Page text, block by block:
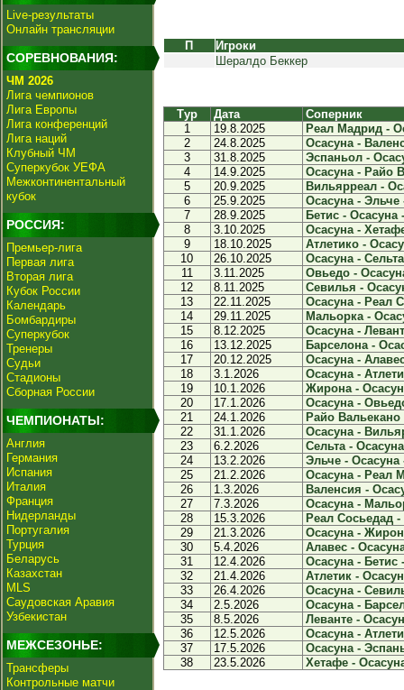
Live-результаты
Онлайн трансляции
СОРЕВНОВАНИЯ:
ЧМ 2026
Лига чемпионов
Лига Европы
Лига конференций
Лига наций
Клубный ЧМ
Суперкубок УЕФА
Межконтинентальный
кубок
РОССИЯ:
Премьер-лига
Первая лига
Вторая лига
Кубок России
Календарь
Бомбардиры
Суперкубок
Тренеры
Судьи
Стадионы
Сборная России
ЧЕМПИОНАТЫ:
Англия
Германия
Испания
Италия
Франция
Нидерланды
Португалия
Турция
Беларусь
Казахстан
MLS
Саудовская Аравия
Узбекистан
МЕЖСЕЗОНЬЕ:
Трансферы
Контрольные матчи
П
Игроки
Шералдо Беккер
Тур Дата
Соперник
1
19.8.2025
Реал Мадрид -
2
24.8.2025
Осасуна -
3
31.8.2025
Эспаньол -
4
14.9.2025
Осасуна - Райо
5
20.9.2025
Вильярреал -
6
25.9.2025
Осасуна - Эльче
7
28.9.2025
Бетис - Осасуна
8
3.10.2025
Осасуна -
9
18.10.2025
Атлетико -
10
26.10.2025
Осасуна -
11
3.11.2025
Овьедо -
12
8.11.2025
Севилья -
13
22.11.2025
Осасуна - Реал
14
29.11.2025
Мальорка -
15
8.12.2025
Осасуна -
16
13.12.2025
Барселона -
17
20.12.2025
Осасуна -
18
3.1.2026
Осасуна -
19
10.1.2026
Жирона -
20
17.1.2026
Осасуна -
21
24.1.2026
Райо Вальекано
22
31.1.2026
Осасуна -
23
6.2.2026
Сельта -
24
13.2.2026
Эльче - Осасуна
25
21.2.2026
Осасуна - Реал
26
1.3.2026
Валенсия -
27
7.3.2026
Осасуна -
28
15.3.2026
Реал Сосьедад -
29
21.3.2026
Осасуна -
30
5.4.2026
Алавес -
31
12.4.2026
Осасуна - Бетис
32
21.4.2026
Атлетик -
33
26.4.2026
Осасуна -
34
2.5.2026
Осасуна -
35
8.5.2026
Леванте -
36
12.5.2026
Осасуна -
37
17.5.2026
Осасуна -
38
23.5.2026 Хетафе -